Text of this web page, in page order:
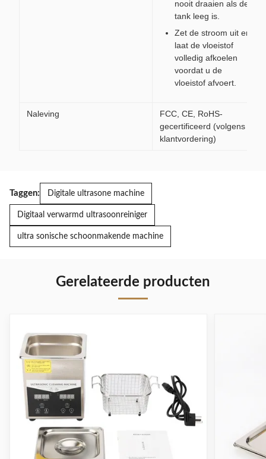
nooit draaien als de
tank leeg is.
Zet de stroom uit en
laat de vloeistof
volledig afkoelen
voordat u de
vloeistof afvoert.
Naleving
FCC, CE, RoHS-
gecertificeerd (volgens
klantvordering)
Taggen: Digitale ultrasone machine
Digitaal verwarmd ultrasoonreiniger
ultra sonische schoonmakende machine
Gerelateerde producten